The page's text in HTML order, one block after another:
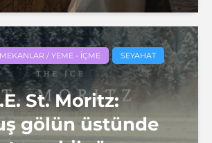
MEKANLAR / YEME - İÇME
SEYAHAT
St. Moritz:
gölün üstünde